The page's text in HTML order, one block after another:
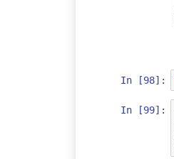
In [98]:
In [99]: